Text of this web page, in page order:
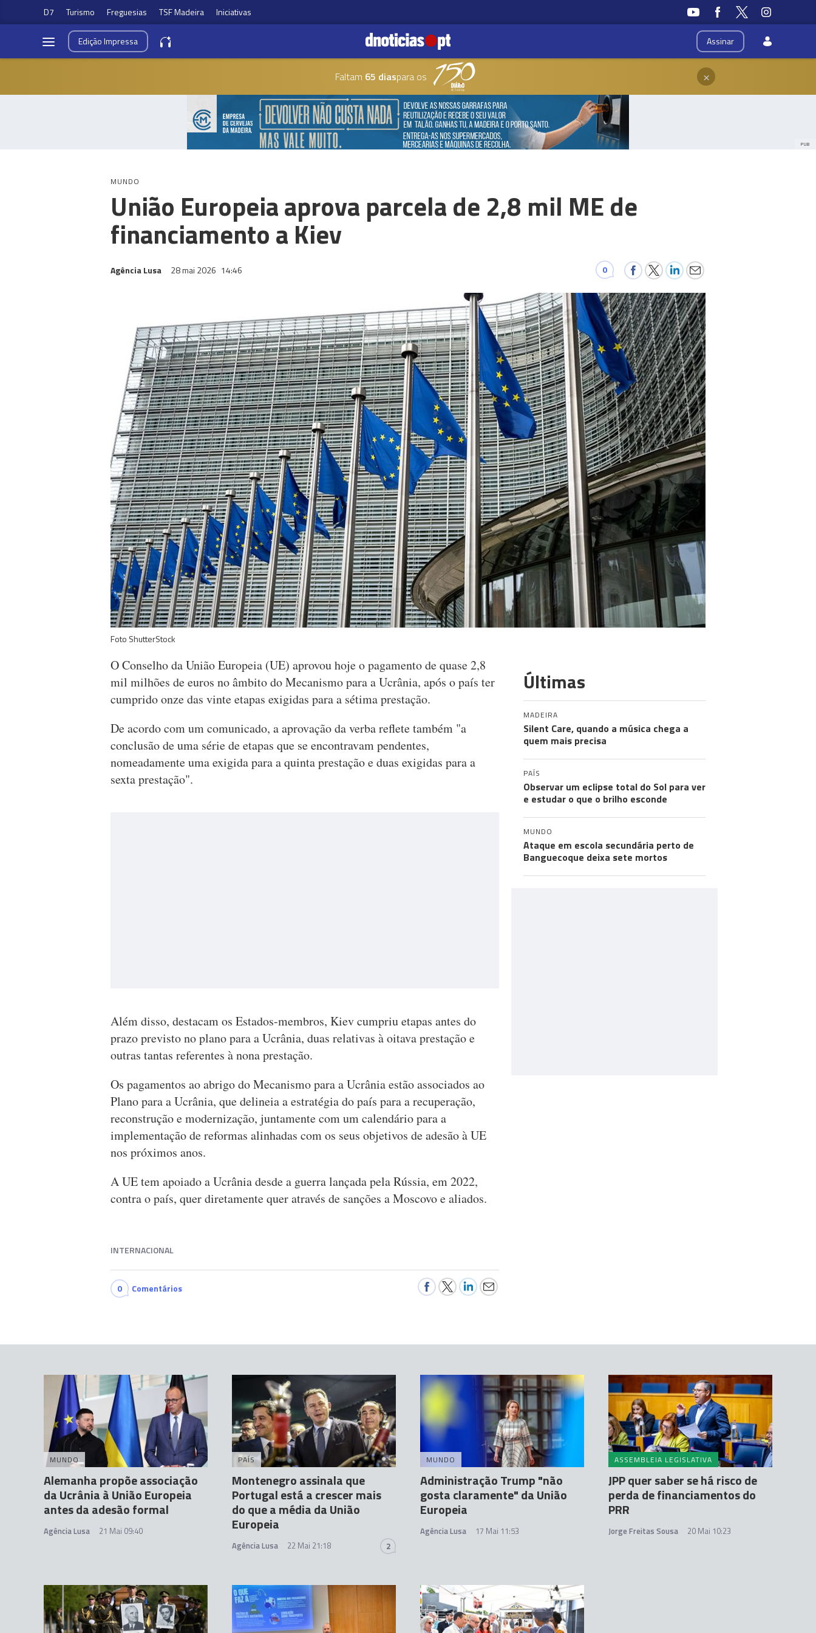
D7 Turismo Freguesias TSF Madeira Iniciativas
Assinar
EdiçãoImpressa
Faltam 65 diaspara os ×
PUB
MUNDO
União Europeia aprova parcela de 2,8 mil ME de
financiamento a Kiev
Agência Lusa 28 mai 2026 14:46 0
Foto ShutterStock
O Conselho da União Europeia (UE) aprovou hoje o pagamento de quase 2,8
mil milhões de euros no âmbito do Mecanismo para a Ucrânia, após o país ter
cumprido onze das vinte etapas exigidas para a sétima prestação.
De acordo com um comunicado, a aprovação da verba reflete também "a
conclusão de uma série de etapas que se encontravam pendentes,
nomeadamente uma exigida para a quinta prestação e duas exigidas para a
sexta prestação".
Além disso, destacam os Estados-membros, Kiev cumpriu etapas antes do
prazo previsto no plano para a Ucrânia, duas relativas à oitava prestação e
outras tantas referentes à nona prestação.
Os pagamentos ao abrigo do Mecanismo para a Ucrânia estão associados ao
Plano para a Ucrânia, que delineia a estratégia do país para a recuperação,
reconstrução e modernização, juntamente com um calendário para a
implementação de reformas alinhadas com os seus objetivos de adesão à UE
nos próximos anos.
A UE tem apoiado a Ucrânia desde a guerra lançada pela Rússia, em 2022,
contra o país, quer diretamente quer através de sanções a Moscovo e aliados.
INTERNACIONAL
0 Comentários
Últimas
MADEIRA
Silent Care, quando a música chega a
quem mais precisa
PAÍS
Observar um eclipse total do Sol para ver
e estudar o que o brilho esconde
MUNDO
Ataque em escola secundária perto de
Banguecoque deixa sete mortos
MUNDO
Alemanha propõe associação
da Ucrânia à União Europeia
antes da adesão formal
Agência Lusa 21 Mai 09:40
PAÍS
Montenegro assinala que
Portugal está a crescer mais
do que a média da União
Europeia
Agência Lusa 22 Mai 21:18 2
MUNDO
Administração Trump "não
gosta claramente" da União
Europeia
Agência Lusa 17 Mai 11:53
ASSEMBLEIA LEGISLATIVA
JPP quer saber se há risco de
perda de financiamentos do
PRR
Jorge Freitas Sousa 20 Mai 10:23